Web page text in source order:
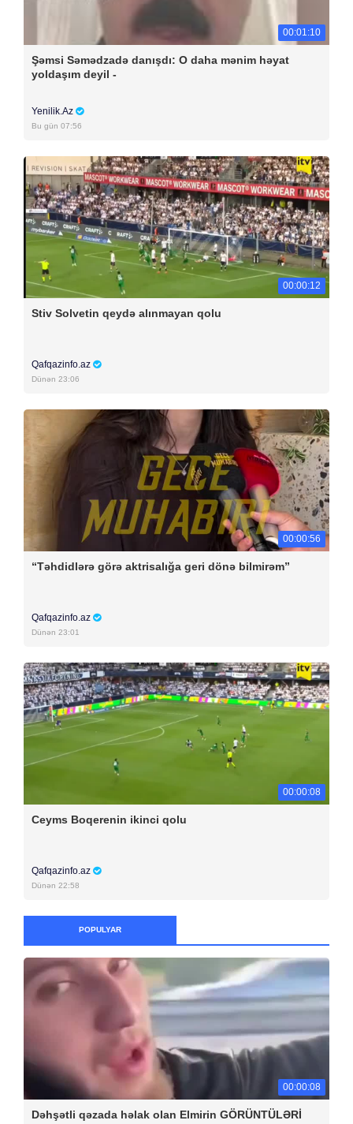
00:01:10
Şəmsi Səmədzadə danışdı: O daha mənim həyat
yoldaşım deyil -
Yenilik.Az
Bu gün 07:56
00:00:12
Stiv Solvetin qeydə alınmayan qolu
Qafqazinfo.az
Dünən 23:06
00:00:56
“Təhdidlərə görə aktrisalığa geri dönə bilmirəm”
Qafqazinfo.az
Dünən 23:01
00:00:08
Ceyms Boqerenin ikinci qolu
Qafqazinfo.az
Dünən 22:58
POPULYAR
00:00:08
Dəhşətli qəzada həlak olan Elmirin GÖRÜNTÜLƏRİ